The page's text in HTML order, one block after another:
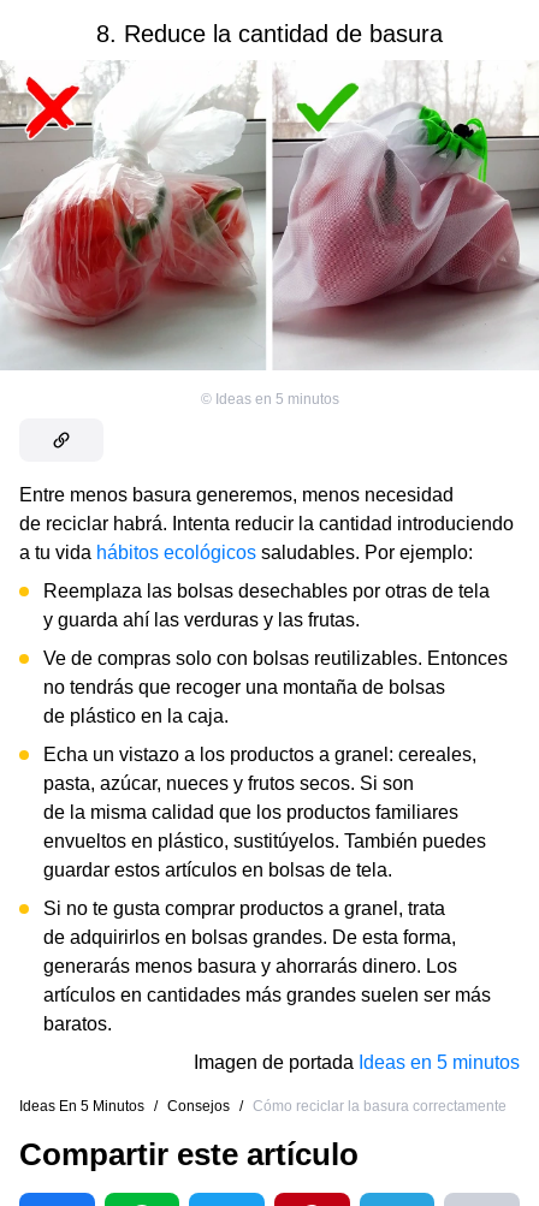
8. Reduce la cantidad de basura
© Ideas en 5 minutos
Entre menos basura generemos, menos necesidad
de reciclar habrá. Intenta reducir la cantidad introduciendo
a tu vida hábitos ecológicos saludables. Por ejemplo:
Reemplaza las bolsas desechables por otras de tela
y guarda ahí las verduras y las frutas.
Ve de compras solo con bolsas reutilizables. Entonces
no tendrás que recoger una montaña de bolsas
de plástico en la caja.
Echa un vistazo a los productos a granel: cereales,
pasta, azúcar, nueces y frutos secos. Si son
de la misma calidad que los productos familiares
envueltos en plástico, sustitúyelos. También puedes
guardar estos artículos en bolsas de tela.
Si no te gusta comprar productos a granel, trata
de adquirirlos en bolsas grandes. De esta forma,
generarás menos basura y ahorrarás dinero. Los
artículos en cantidades más grandes suelen ser más
baratos.
Imagen de portada Ideas en 5 minutos
Ideas En 5 Minutos / Consejos / Cómo reciclar la basura correctamente
Compartir este artículo